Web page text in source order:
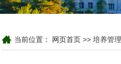
当前位置： 网页首页 >> 培养管理